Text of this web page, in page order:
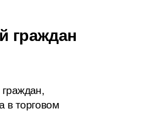
граждан
в торговом